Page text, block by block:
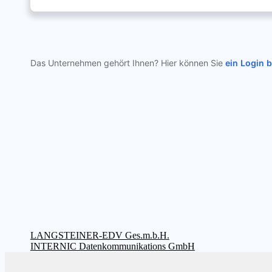
Das Unternehmen gehört Ihnen? Hier können Sie ein Login
Beitragsnavigation
Vorheriger
Beitrag:
LANGSTEINER-EDV Ges.m.b.H.
Nächster
INTERNIC Datenkommunikations GmbH